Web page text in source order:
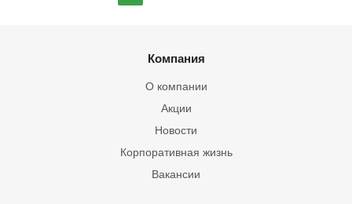
Компания
О компании
Акции
Новости
Корпоративная жизнь
Вакансии